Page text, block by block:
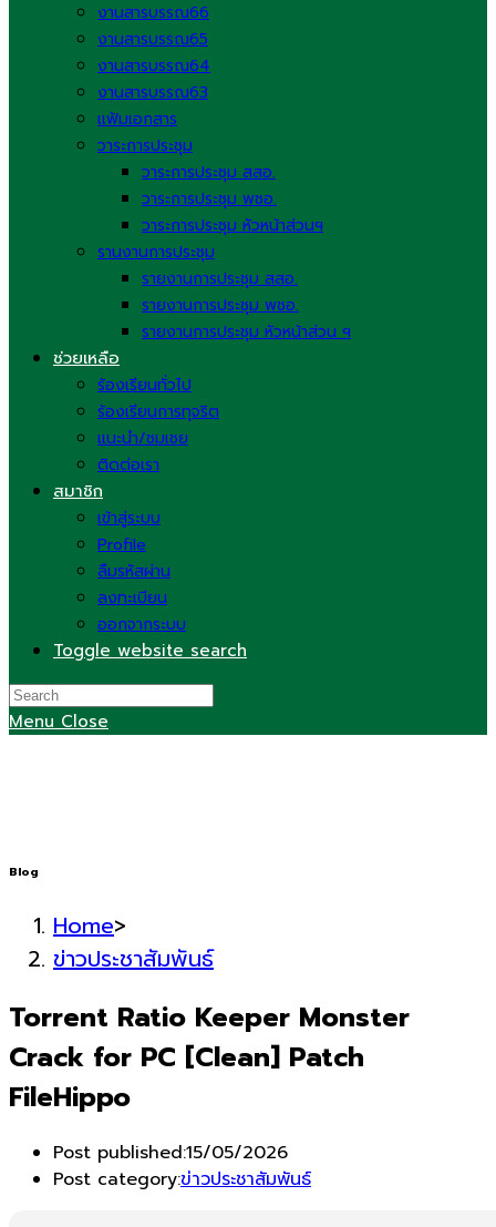
งานสารบรรณ66
งานสารบรรณ65
งานสารบรรณ64
งานสารบรรณ63
แฟ้มเอกสาร
วาระการประชุม
วาระการประชุม สสอ.
วาระการประชุม พชอ.
วาระการประชุม หัวหน้าส่วนฯ
รานงานการประชุม
รายงานการประชุม สสอ.
รายงานการประชุม พชอ.
รายงานการประชุม หัวหน้าส่วน ฯ
ช่วยเหลือ
ร้องเรียนทั่วไป
ร้องเรียนการทุจริต
แนะนำ/ชมเชย
ติดต่อเรา
สมาชิก
เข้าสู่ระบบ
Profile
ลืมรหัสผ่าน
ลงทะเบียน
ออกจากระบบ
Toggle website search
Menu Close
Blog
Home>
ข่าวประชาสัมพันธ์
Torrent Ratio Keeper Monster
Crack for PC [Clean] Patch
FileHippo
Post published:15/05/2026
Post category:ข่าวประชาสัมพันธ์